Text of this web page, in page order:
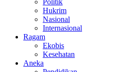
Politik
Hukrim
Nasional
Internasional
Ragam
Ekobis
Kesehatan
Aneka